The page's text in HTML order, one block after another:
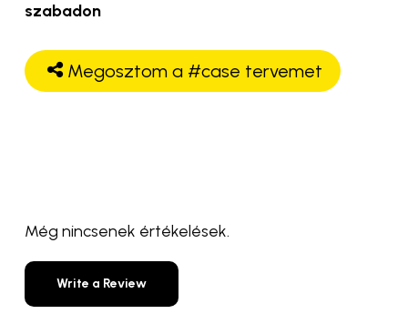
szabadon
Megosztom a #case tervemet
Még nincsenek értékelések.
Write a Review